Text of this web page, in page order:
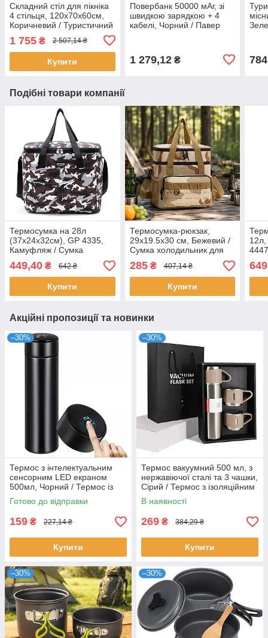
Складний стіл для пікніка
4 стільця, 120х70х60см,
Коричневий / Туристичний
стіл розкладний / Стіл для
кемпінгу
1 755 ₴ 2 507,14 ₴
Купити
Повербанк 50000 мАг, зі
швидкою зарядкою + 4
кабелі, Чорний / Павер
1 279,12₴
Подібні товари компанії
Термосумка на 28л
(37x24x32см), GP 4335,
Камуфляж / Сумка
холодильник / Термосумка
для холодних та гарячих
продуктів
449,40 ₴ 642 ₴
Купити
Термосумка-рюкзак,
29x19.5x30 см, Бежевий /
Сумка холодильник для
пікніка / Сумка
холодильник / Туристична
термосумка
285₴ 407,14 ₴
Купити
649
Акційні пропозиції та новинки
–30%
Термос з інтелектуальним
сенсорним LED екраном
500мл, Чорний / Термос із
нержавіючої сталі
Готово до відправки
159 ₴ 227,14 ₴
Купити
–30%
Термос вакуумний 500 мл, з
нержавіючої сталі та 3 чашки,
Сірий / Термос з ізоляційним
кухлем
В наявності
269 ₴ 384,29 ₴
Купити
–30% –30%